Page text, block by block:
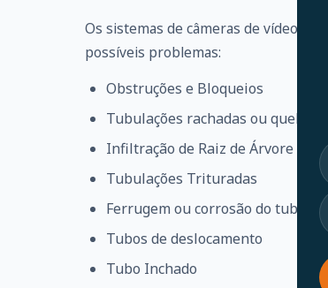
Os sistemas de câmeras de vídeo
possíveis problemas:
Obstruções e Bloqueios
Tubulações rachadas ou
Infiltração de Raiz de Árvore
Tubulações Trituradas
Ferrugem ou corrosão do tubo
Tubos de deslocamento
Tubo Inchado